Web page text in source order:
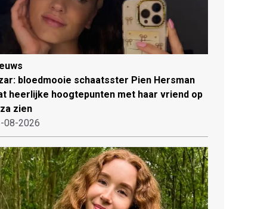
bloedmooie schaatsster Pien Hersman
heerlijke hoogtepunten met haar vriend op
zien
08-2026